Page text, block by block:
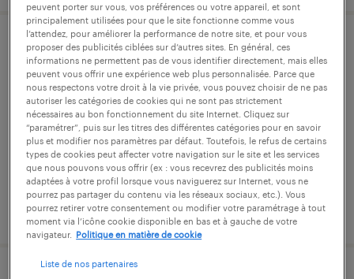
contremaître laboratoire (f/h)
beyrède-jumet, hautes-pyrénées
intérim
28 000 € - 30 000 € par année
publié le 11 mai 2026
peuvent porter sur vous, vos préférences ou votre appareil, et sont
principalement utilisées pour que le site fonctionne comme vous
l’attendez, pour améliorer la performance de notre site, et pour vous
proposer des publicités ciblées sur d’autres sites. En général, ces
informations ne permettent pas de vous identifier directement, mais elles
peuvent vous offrir une expérience web plus personnalisée. Parce que
nous respectons votre droit à la vie privée, vous pouvez choisir de ne pas
autoriser les catégories de cookies qui ne sont pas strictement
nécessaires au bon fonctionnement du site Internet. Cliquez sur
“paramétrer”, puis sur les titres des différentes catégories pour en savoir
plus et modifier nos paramètres par défaut. Toutefois, le refus de certains
types de cookies peut affecter votre navigation sur le site et les services
que nous pouvons vous offrir (ex : vous recevrez des publicités moins
adaptées à votre profil lorsque vous naviguerez sur Internet, vous ne
pourrez pas partager du contenu via les réseaux sociaux, etc.). Vous
pourrez retirer votre consentement ou modifier votre paramétrage à tout
moment via l’icône cookie disponible en bas et à gauche de votre
navigateur.
Politique en matière de cookie
Liste de nos partenaires